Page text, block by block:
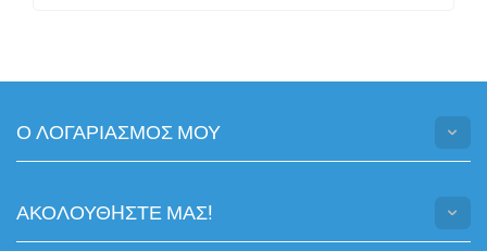
Ο ΛΟΓΑΡΙΑΣΜΟΣ ΜΟΥ
ΑΚΟΛΟΥΘHΣΤΕ ΜΑΣ!